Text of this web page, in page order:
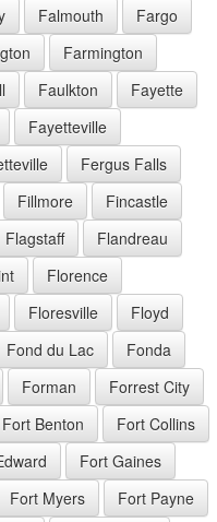
Falmouth
Fargo
Farmington
Faulkton
Fayette
Fayetteville
Fergus Falls
Fillmore
Fincastle
Flagstaff
Flandreau
Florence
Floresville
Floyd
Fond du Lac
Fonda
Forman
Forrest City
Fort Benton
Fort Collins
Fort Gaines
Fort Myers
Fort Payne